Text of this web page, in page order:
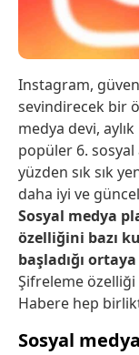
Instagram,
sevindirecek bir
medya devi,
popüler 6. sosyal
yüzden sık sık
daha iyi ve
Sosyal medya
özelliğini bazı
başladığı ortaya
Şifreleme özelliği
Habere hep
Sosyal